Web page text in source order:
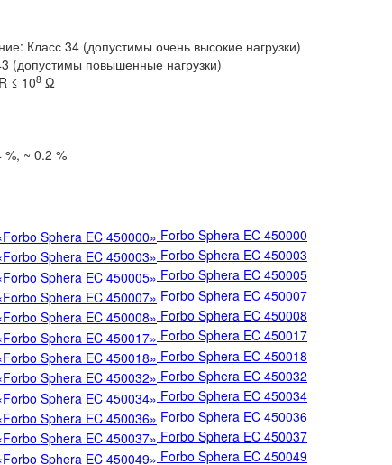
Класс 34 (допустимы очень высокие нагрузки)
(допустимы повышенные нагрузки)
≤ 108 Ω
%, ~ 0.2 %
Forbo Sphera EC 450000
Forbo Sphera EC 450003
Forbo Sphera EC 450005
Forbo Sphera EC 450007
Forbo Sphera EC 450008
Forbo Sphera EC 450017
Forbo Sphera EC 450018
Forbo Sphera EC 450032
Forbo Sphera EC 450034
Forbo Sphera EC 450036
Forbo Sphera EC 450037
Forbo Sphera EC 450049